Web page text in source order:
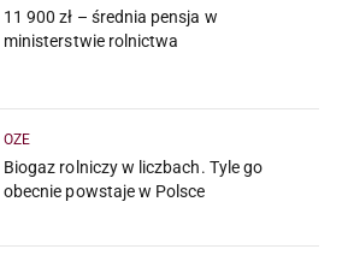
11 900 zł – średnia pensja w
ministerstwie rolnictwa
OZE
Biogaz rolniczy w liczbach. Tyle go
obecnie powstaje w Polsce